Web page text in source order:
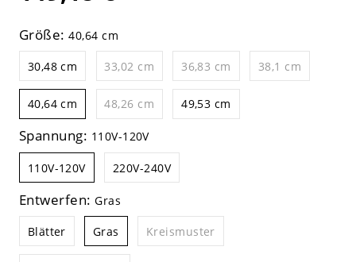
Größe:40,64 cm
30,48 cm 33,02 cm 36,83 cm 38,1 cm
40,64 cm 48,26 cm 49,53 cm
Spannung: 110V-120V
110V-120V 220V-240V
Entwerfen:Gras
Blätter Gras Kreismuster